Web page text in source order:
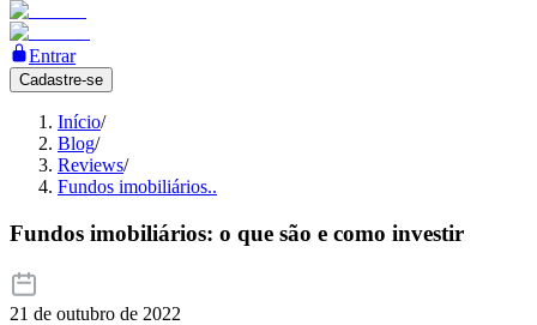
Entrar
Cadastre-se
Início/
Blog/
Reviews/
Fundos imobiliários..
Fundos imobiliários: o que são e como investir
21 de outubro de 2022